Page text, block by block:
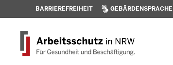
BARRIEREFREIHEIT GEBÄRDENSPRACHE